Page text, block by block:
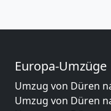
Europa-Umzüge
Umzug von Düren
Umzug von Düren